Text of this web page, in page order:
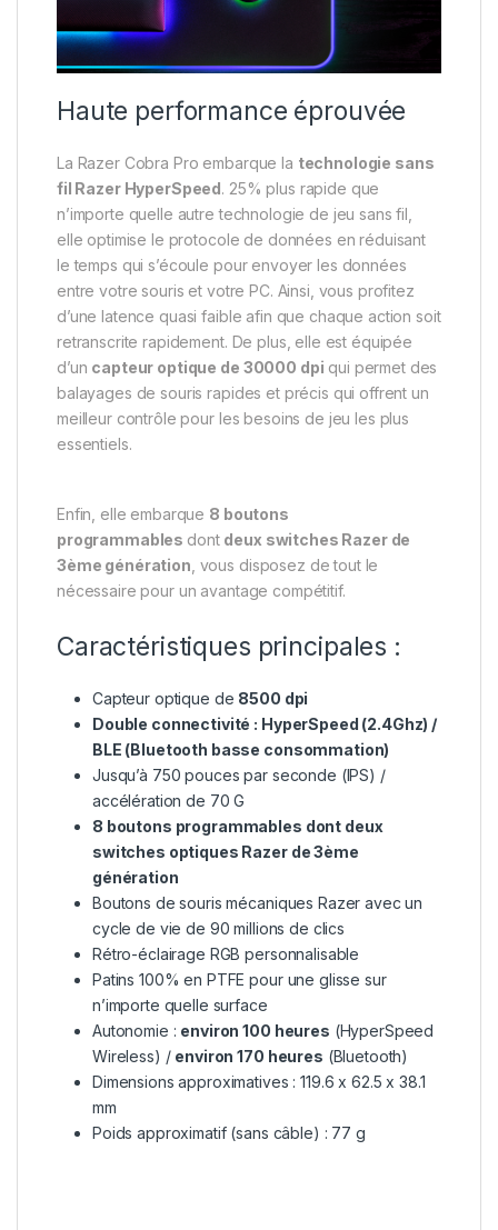
Haute performance éprouvée
La Razer Cobra Pro embarque la technologie sans
fil Razer HyperSpeed. 25% plus rapide que
n’importe quelle autre technologie de jeu sans fil,
elle optimise le protocole de données en réduisant
le temps qui s’écoule pour envoyer les données
entre votre souris et votre PC. Ainsi, vous profitez
d’une latence quasi faible afin que chaque action soit
retranscrite rapidement. De plus, elle est équipée
d’un capteur optique de 30000 dpi qui permet des
balayages de souris rapides et précis qui offrent un
meilleur contrôle pour les besoins de jeu les plus
essentiels.
Enfin, elle embarque 8 boutons
programmables dont deux switches Razer de
3ème génération , vous disposez de tout le
nécessaire pour un avantage compétitif.
Caractéristiques principales :
Capteur optique de 8500 dpi
Double connectivité : HyperSpeed (2.4Ghz) /
BLE (Bluetooth basse consommation)
Jusqu’à 750 pouces par seconde (IPS) /
accélération de 70 G
8 boutons programmables dont deux
switches optiques Razer de 3ème
génération
Boutons de souris mécaniques Razer avec un
cycle de vie de 90 millions de clics
Rétro-éclairage RGB personnalisable
Patins 100% en PTFE pour une glisse sur
n’importe quelle surface
Autonomie : environ 100 heures (HyperSpeed
Wireless) / environ 170 heures (Bluetooth)
Dimensions approximatives : 119.6 x 62.5 x 38.1
mm
Poids approximatif (sans câble) : 77 g